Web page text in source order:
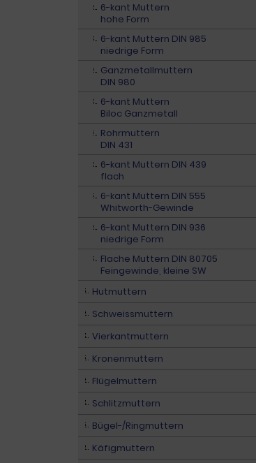
6-kant Muttern
hohe Form
6-kant Muttern DIN 985
niedrige Form
Ganzmetallmuttern
DIN 980
6-kant Muttern
Biloc Ganzmetall
Rohrmuttern
DIN 431
6-kant Muttern DIN 439
flach
6-kant Muttern DIN 555
Whitworth-Gewinde
6-kant Muttern DIN 936
niedrige Form
Flache Muttern DIN 80705
Feingewinde, kleine SW
Hutmuttern
Schweissmuttern
Vierkantmuttern
Kronenmuttern
Flügelmuttern
Schlitzmuttern
Bügel-/Ringmuttern
Käfigmuttern